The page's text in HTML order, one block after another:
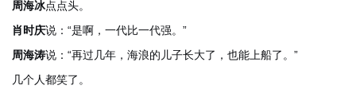
周海冰点点头。
肖时庆说：“是啊，一代比一代强。”
周海涛说：“再过几年，海浪的儿子长大了，也能上船了。”
几个人都笑了。